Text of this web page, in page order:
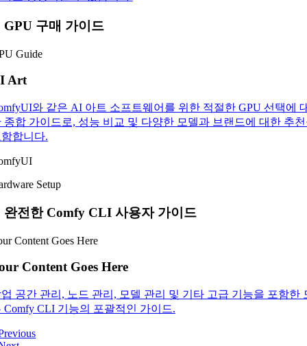
GPU 구매 가이드
Guide
Art
와 같은 AI 아트 소프트웨어를 위한 적절한 GPU 선택에
종합 가이드로, 성능 비교 및 다양한 모델과 브랜드에 대한 추
합니다.
Setup
완전한 Comfy CLI 사용자 가이드
Content Goes Here
Content Goes Here
공간 관리, 노드 관리, 모델 관리 및 기타 고급 기능을 포함한
Comfy CLI 기능의 포괄적인 가이드.